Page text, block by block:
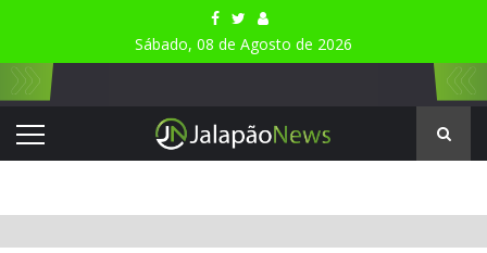
Sábado, 08 de Agosto de 2026